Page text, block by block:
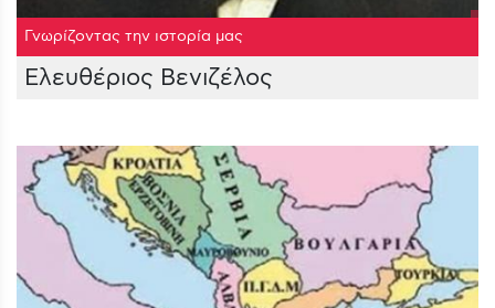
Γνωρίζοντας την ιστορία μας
Ελευθέριος Βενιζέλος